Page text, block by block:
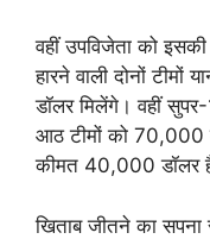
वहीं उपविजेता को
हारने वाली दोनों
डॉलर मिलेंगे। वहीं सुपर-
आठ टीमों को 70,000
कीमत 40,000 डॉलर
खिताब जीतने का